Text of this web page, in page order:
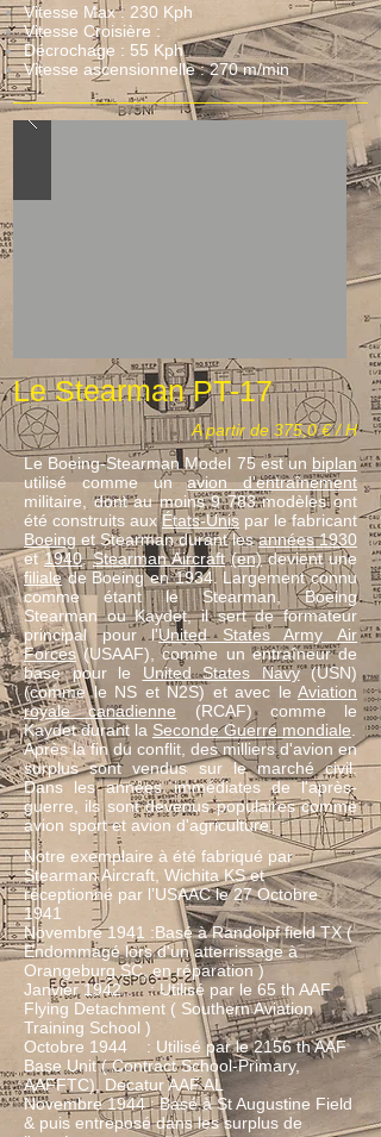
Vitesse Max : 230 Kph
Vitesse Croisière :
Décrochage : 55 Kph
Vitesse ascensionnelle : 270 m/min
Le Stearman PT-17
A partir de 375,0 € / H
Le Boeing-Stearman Model 75 est un biplan
utilisé comme unavion d'entraînement
militaire, dont au moins 9 783 modèles ont
été construits auxÉtats-Unis par le fabricant
Boeing et Stearman durant lesannées 1930
et 1940.Stearman Aircraft (en)devient une
filialede Boeing en 1934. Largement connu
comme étant le Stearman, Boeing
Stearman ou Kaydet, il sert de formateur
principal pour l'United States Army Air
Forces(USAAF), comme un entraîneur de
base pour le United States Navy(USN)
(comme le NS et N2S) et avec le Aviation
royale canadienne (RCAF) comme le
Kaydet durant la Seconde Guerre mondiale
Après la fin du conflit, des milliers d'avion en
surplus sont vendus sur le marché civil.
Dans les années immédiates de l'après-
guerre, ils sont devenus populaires comme
avion sport et avion d'agriculture.
Notre exemplaire à été fabriqué par
Stearman Aircraft, Wichita KS et
réceptionné par l’USAAC le 27 Octobre
1941
Novembre 1941 :Basé à Randolpf field TX (
Endommagé lors d'un atterrissage à
Orangeburg SC, en réparation )
Janvier 1942 : Utilisé par le 65 th AAF
Flying Detachment ( Southern Aviation
Training School )
Octobre 1944 : Utilisé par le 2156 th AAF
Base Unit ( Contract School-Primary,
AAFFTC), Decatur AAF AL
Novembre 1944 : Basé à St Augustine Field
& puis entreposé dans les surplus de